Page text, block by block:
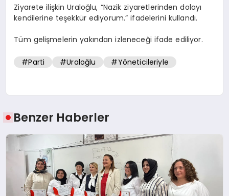
Ziyarete ilişkin Uraloğlu, “Nazik ziyaretlerinden dolayı
kendilerine teşekkür ediyorum.” ifadelerini kullandı.
Tüm gelişmelerin yakından izleneceği ifade ediliyor.
#Parti #Uraloğlu #Yöneticileriyle
Benzer Haberler